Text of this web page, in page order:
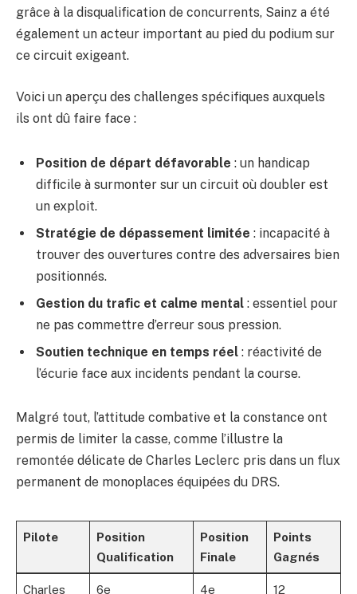
grâce à la disqualification de concurrents, Sainz a été
également un acteur important au pied du podium sur
ce circuit exigeant.
Voici un aperçu des challenges spécifiques auxquels
ils ont dû faire face :
Position de départ défavorable : un handicap
difficile à surmonter sur un circuit où doubler est
un exploit.
Stratégie de dépassement limitée : incapacité à
trouver des ouvertures contre des adversaires bien
positionnés.
Gestion du trafic et calme mental : essentiel pour
ne pas commettre d’erreur sous pression.
Soutien technique en temps réel : réactivité de
l’écurie face aux incidents pendant la course.
Malgré tout, l’attitude combative et la constance ont
permis de limiter la casse, comme l’illustre la
remontée délicate de Charles Leclerc pris dans un flux
permanent de monoplaces équipées du DRS.
Pilote
Position
Qualification
Position
Finale
Points
Gagnés
Charles 6e 4e 12